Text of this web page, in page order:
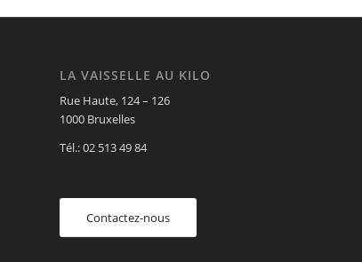
LA VAISSELLE AU KILO
Rue Haute, 124 – 126
1000 Bruxelles
Tél.: 02 513 49 84
Contactez-nous